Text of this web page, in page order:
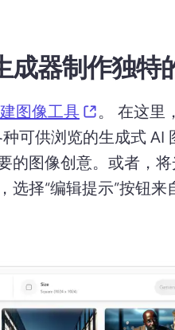
成器制作独特
图像工具 (opens in
。 在这里
可供浏览的生成式 AI
图像创意。 或者，
选择“编辑提示”按钮来